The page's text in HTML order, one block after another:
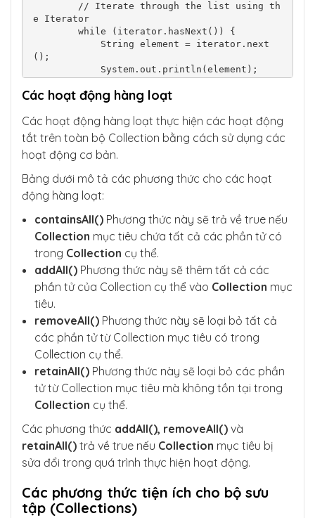
e Iterator
();
    }
Các hoạt động hàng loạt
Các hoạt động hàng loạt thực hiện các hoạt động
tắt trên toàn bộ Collection bằng cách sử dụng các
hoạt động cơ bản.
Bảng dưới mô tả các phương thức cho các hoạt
động hàng loạt:
containsAll() Phương thức này sẽ trả về true nếu
Collection mục tiêu chứa tất cả các phần tử có
trong Collection cụ thể.
addAll() Phương thức này sẽ thêm tất cả các
phần tử của Collection cụ thể vào Collection mục
tiêu.
removeAll() Phương thức này sẽ loại bỏ tất cả
các phần tử từ Collection mục tiêu có trong
Collection cụ thể.
retainAll() Phương thức này sẽ loại bỏ các phần
tử từ Collection mục tiêu mà không tồn tại trong
Collection cụ thể.
Các phương thức addAll(), removeAll() và
retainAll() trả về true nếu Collection mục tiêu bị
sửa đổi trong quá trình thực hiện hoạt động.
Các phương thức tiện ích cho bộ sưu
tập (Collections)